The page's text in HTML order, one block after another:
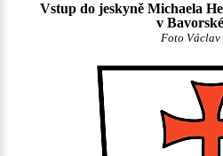
Vstup do jeskyně Michaela
v
Foto Václav